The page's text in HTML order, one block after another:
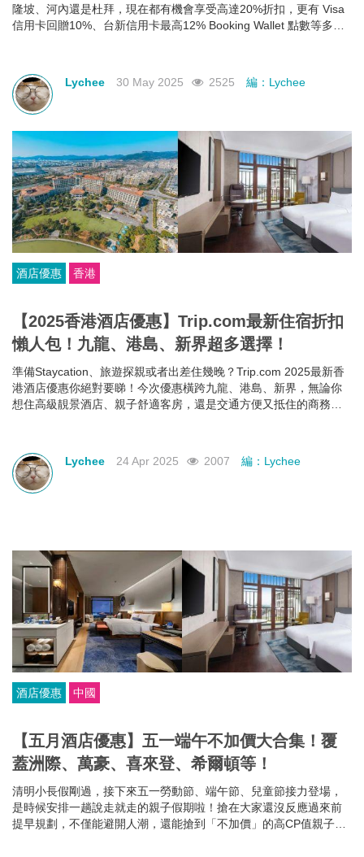
隆坡、河內還是杜拜，現在都有機會享受高達20%折扣，更有 Visa
信用卡回贈10%、台新信用卡最高12% Booking Wallet 點數等多重
Lychee 30 May 2025 2525 編：Lychee
酒店優惠 香港
【2025香港酒店優惠】Trip.com最新住宿折扣
懶人包！九龍、港島、新界超多選擇！
準備Staycation、旅遊探親或者出差住幾晚？Trip.com 2025最新香
港酒店優惠你絕對要睇！今次優惠橫跨九龍、港島、新界，無論你
想住高級靚景酒店、親子舒適客房，還是交通方便又抵住的商務型
Lychee
24 Apr 2025 2007 編：Lychee
酒店優惠 中國
【五月酒店優惠】五一端午不加價大合集！覆
蓋洲際、萬豪、喜來登、希爾頓等！
清明小長假剛過，接下來五一勞動節、端午節、兒童節接力登場，
是時候安排一趟說走就走的親子假期啦！搶在大家還沒反應過來前
提早規劃，不僅能避開人潮，還能搶到「不加價」的高CP值親子酒